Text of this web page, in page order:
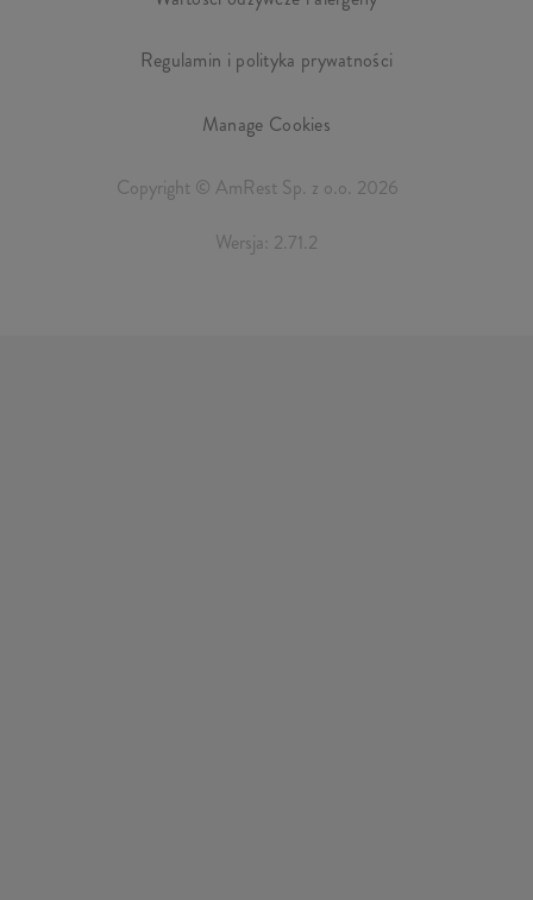
Regulamin i polityka prywatności
Manage Cookies
Copyright © AmRest Sp. z o.o. 2026
Wersja: 2.71.2